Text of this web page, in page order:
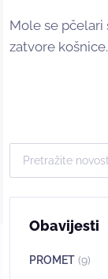
Mole se pčelari
zatvore košnice.
Obavijesti
PROMET (9)